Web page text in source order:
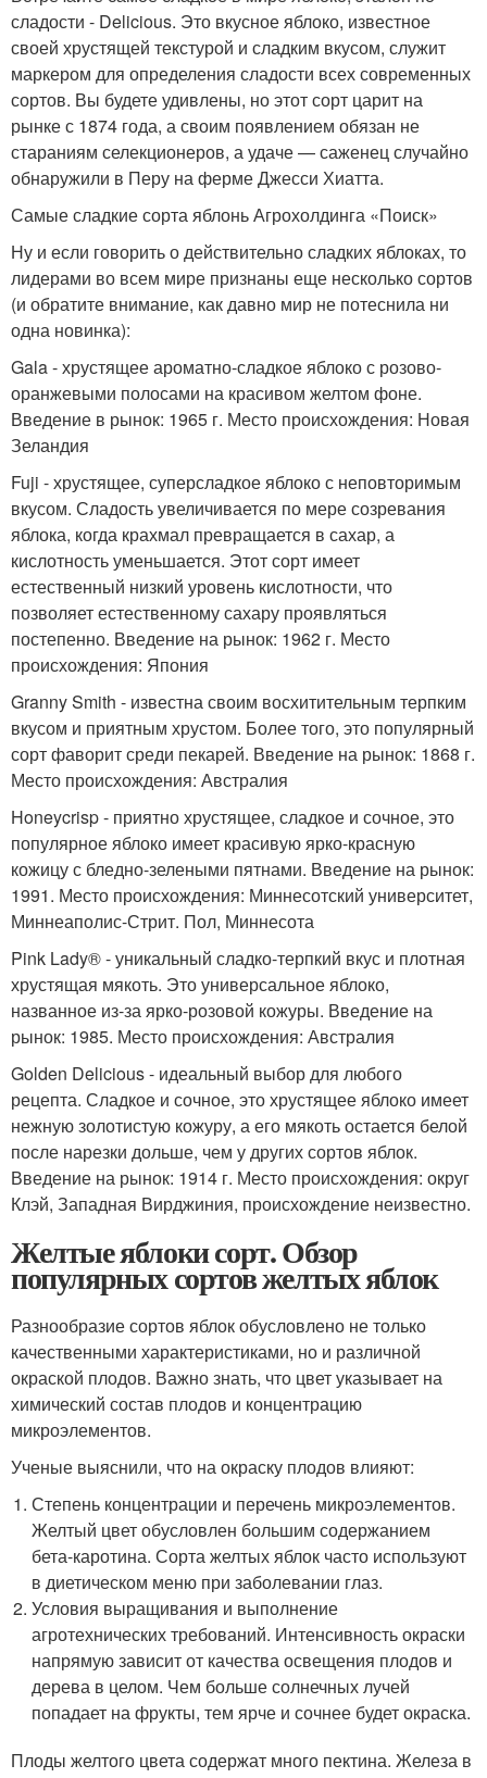
сладости - Delicious. Это вкусное яблоко, известное
своей хрустящей текстурой и сладким вкусом, служит
маркером для определения сладости всех современных
сортов. Вы будете удивлены, но этот сорт царит на
рынке с 1874 года, а своим появлением обязан не
стараниям селекционеров, а удаче — саженец случайно
обнаружили в Перу на ферме Джесси Хиатта.
Самые сладкие сорта яблонь Агрохолдинга «Поиск»
Ну и если говорить о действительно сладких яблоках, то
лидерами во всем мире признаны еще несколько сортов
(и обратите внимание, как давно мир не потеснила ни
одна новинка):
Gala - хрустящее ароматно-сладкое яблоко с розово-
оранжевыми полосами на красивом желтом фоне.
Введение в рынок: 1965 г. Место происхождения: Новая
Зеландия
Fuji - хрустящее, суперсладкое яблоко с неповторимым
вкусом. Сладость увеличивается по мере созревания
яблока, когда крахмал превращается в сахар, а
кислотность уменьшается. Этот сорт имеет
естественный низкий уровень кислотности, что
позволяет естественному сахару проявляться
постепенно. Введение на рынок: 1962 г. Место
происхождения: Япония
Granny Smith - известна своим восхитительным терпким
вкусом и приятным хрустом. Более того, это популярный
сорт фаворит среди пекарей. Введение на рынок: 1868 г.
Место происхождения: Австралия
Honeycrisp - приятно хрустящее, сладкое и сочное, это
популярное яблоко имеет красивую ярко-красную
кожицу с бледно-зелеными пятнами. Введение на рынок:
1991. Место происхождения: Миннесотский университет,
Миннеаполис-Стрит. Пол, Миннесота
Pink Lady® - уникальный сладко-терпкий вкус и плотная
хрустящая мякоть. Это универсальное яблоко,
названное из-за ярко-розовой кожуры. Введение на
рынок: 1985. Место происхождения: Австралия
Golden Delicious - идеальный выбор для любого
рецепта. Сладкое и сочное, это хрустящее яблоко имеет
нежную золотистую кожуру, а его мякоть остается белой
после нарезки дольше, чем у других сортов яблок.
Введение на рынок: 1914 г. Место происхождения: округ
Клэй, Западная Вирджиния, происхождение неизвестно.
Желтые яблоки сорт. Обзор
популярных сортов желтых яблок
Разнообразие сортов яблок обусловлено не только
качественными характеристиками, но и различной
окраской плодов. Важно знать, что цвет указывает на
химический состав плодов и концентрацию
микроэлементов.
Ученые выяснили, что на окраску плодов влияют:
Степень концентрации и перечень микроэлементов.
Желтый цвет обусловлен большим содержанием
бета-каротина. Сорта желтых яблок часто используют
в диетическом меню при заболевании глаз.
Условия выращивания и выполнение
агротехнических требований. Интенсивность окраски
напрямую зависит от качества освещения плодов и
дерева в целом. Чем больше солнечных лучей
попадает на фрукты, тем ярче и сочнее будет окраска.
Плоды желтого цвета содержат много пектина. Железа в